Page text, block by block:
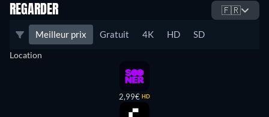
REGARDER 🇫🇷
Meilleur prix Gratuit 4K HD SD
Location
2,99€ HD